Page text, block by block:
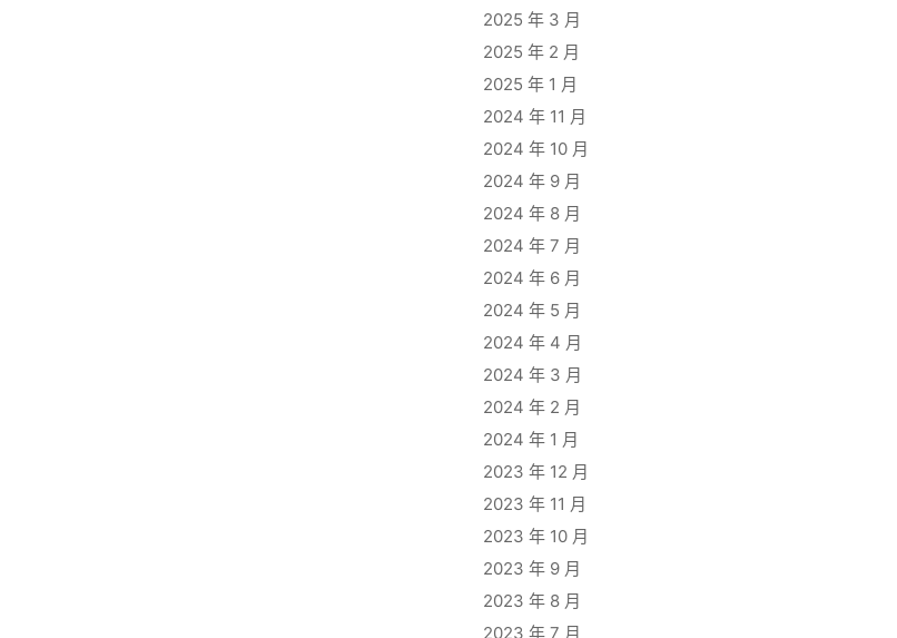
2025 年 3 月
2025 年 2 月
2025 年 1 月
2024 年 11 月
2024 年 10 月
2024 年 9 月
2024 年 8 月
2024 年 7 月
2024 年 6 月
2024 年 5 月
2024 年 4 月
2024 年 3 月
2024 年 2 月
2024 年 1 月
2023 年 12 月
2023 年 11 月
2023 年 10 月
2023 年 9 月
2023 年 8 月
2023 年 7 月